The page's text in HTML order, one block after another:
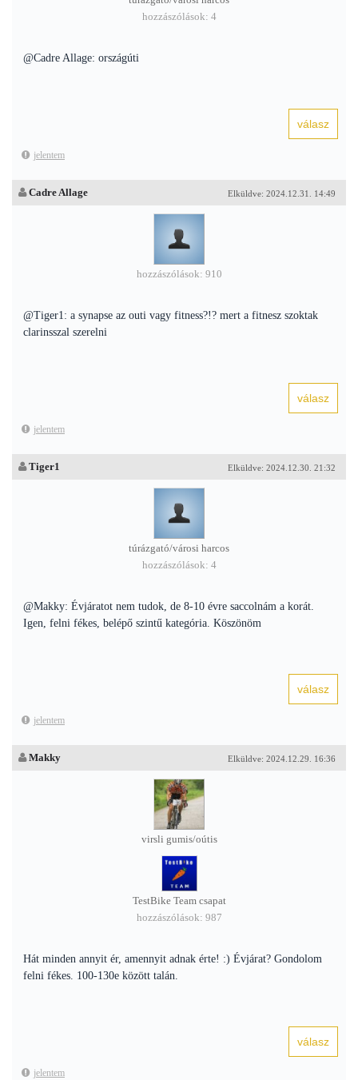
hozzászólások: 4
@Cadre Allage: országúti
jelentem
Elküldve: 2024.12.31. 14:49
Cadre Allage
hozzászólások: 910
@Tiger1: a synapse az outi vagy fitness?!? mert a fitnesz szoktak
clarinsszal szerelni
jelentem
Elküldve: 2024.12.30. 21:32
Tiger1
túrázgató/városi harcos
hozzászólások: 4
@Makky: Évjáratot nem tudok, de 8-10 évre saccolnám a korát.
Igen, felni fékes, belépő szintű kategória. Köszönöm
jelentem
Elküldve: 2024.12.29. 16:36
Makky
virsli gumis/oútis
TestBike Team csapat
hozzászólások: 987
Hát minden annyit ér, amennyit adnak érte! :) Évjárat? Gondolom
felni fékes. 100-130e között talán.
jelentem